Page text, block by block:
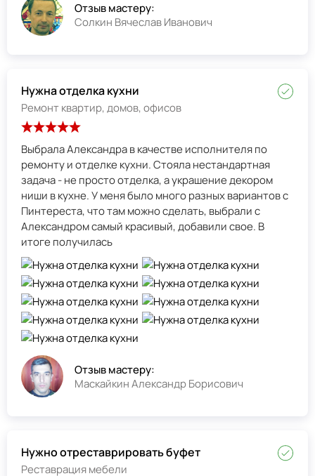
Отзыв мастеру:
Солкин Вячеслав Иванович
Нужна отделка кухни
Ремонт квартир, домов, офисов
Выбрала Александра в качестве исполнителя по
ремонту и отделке кухни. Стояла нестандартная
задача - не просто отделка, а украшение декором
ниши в кухне. У меня было много разных вариантов с
Пинтереста, что там можно сделать, выбрали с
Александром самый красивый, добавили свое. В
итоге получилась
Отзыв мастеру:
Маскайкин Александр Борисович
Нужно отреставрировать буфет
Реставрация мебели